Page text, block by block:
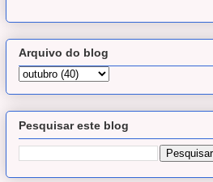
Arquivo do blog
Pesquisar este blog